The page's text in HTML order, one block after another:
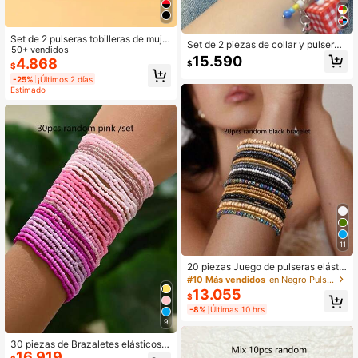
Set de 2 pulseras tobilleras de muje
r estilo casual de resort, con tejido d
e suerte
50+ vendidos
$4.868
-25% ¡Últimos 2 días
Estimado
9
30 piezas de Brazaletes elásticos b
ohemios de estilo retro con cuentas
Set de 2 piezas de collar y pulsera
con cuentas de manzana y estrella
de colores alegres para mujeres
$15.590
11
20 piezas Juego de pulseras elástic
as con cuentas negras bohemias pa
ra mujeres
#10 Más vendidos en Negro Pulseras de cuentas para mujer
$13.055
-8% Últimas 10 hrs